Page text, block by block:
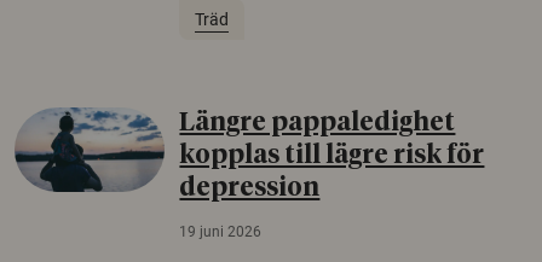
Träd
Längre pappaledighet
kopplas till lägre risk för
depression
19 juni 2026